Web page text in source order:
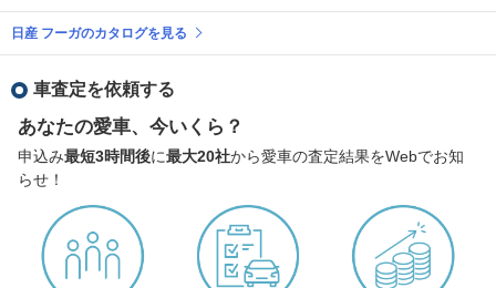
日産 フーガのカタログを見る
車査定を依頼する
あなたの愛車、今いくら？
申込み最短3時間後に最大20社から愛車の査定結果をWebでお知
らせ！